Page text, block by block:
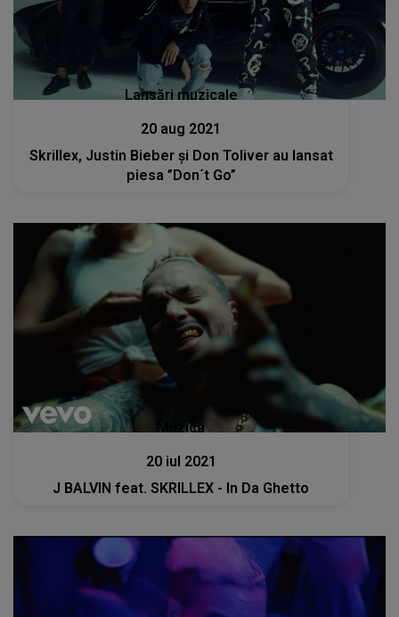
Lansări muzicale
20 aug 2021
Skrillex, Justin Bieber și Don Toliver au lansat
piesa ”Don´t Go”
Muzica
20 iul 2021
J BALVIN feat. SKRILLEX - In Da Ghetto